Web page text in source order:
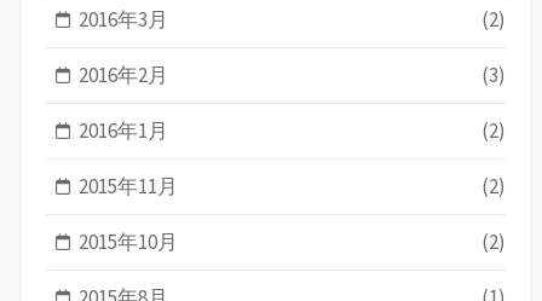
2016年3月 (2)
2016年2月 (3)
2016年1月 (2)
2015年11月 (2)
2015年10月 (2)